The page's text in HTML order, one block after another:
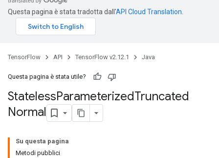
Questa pagina è stata tradotta dall'API Cloud Translation
TensorFlow API TensorFlow v2.12.1 Java
Questa pagina è stata utile?
StatelessParameterizedTruncated
Normal
Su questa pagina
Metodi pubblici